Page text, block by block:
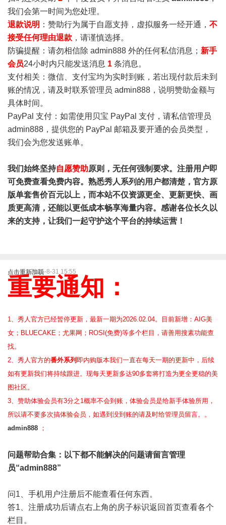
我们会第一时间为您处理。
退款说明 ：赞助行为属于自愿支持，虚拟服务一经开通， 不
接受任何理由退款 ，请谨慎选择。
防骗提醒：请勿相信除 admin888 外的任何私信消息； 新手
会员24小时内只能发送消息 1 条消息。
支付相关：微信、支付宝均为实时到账，若出现付款后未到
账的情况，请及时联系管理员 admin888，说明赞助金额与
具体时间。
PayPal 支付：如需使用贝宝 PayPal 支付，请私信管理员
admin888，提供您的 PayPal 邮箱及要开通的会员类型，
我们会为您发送账单。
我们始终坚持自愿赞助原则，无任何强制要求。注册用户即
可免费查看免费内容。熟悉秀人系列的用户都清楚，官方原
版单套售价百元以上，而本站不仅资源更全、更新更快、画
质更高清，还能以更低成本畅享海量内容。感谢各位长久以
来的支持，让我们一起守护这个平台的持续运营！
点击重新加载2025-8-31 15:55
重要通知：
1、秀人官方已经暂停更新，最新一期为2026.02.04。目前新增：AIG美
女；BLUECAKE；尤果网；ROSI(免费)等多个栏目，请善用搜素功能查
找。
2、 秀人官方的番外系列 即内购版本我们一直在每天一期的更新中，后续
如有更新我们将持续跟进。现每天更新多达90多套将打造为更全更稳的美
图社区。
3、赞助体验会员有3分之1概率不会到账，体验会员是给新手体验所用，
所以请不要多次搞体验会员，如遇到没到账的请及时给管理员留言。。
admin888 ；
问题帮助合集 ：以下都不能解决的问题请留言管理
员“admin888”
问1、手机用户注册后不能查看任何东西。
答1、注册成功后请点右上角的房子标识返回首页查看各个
栏目。